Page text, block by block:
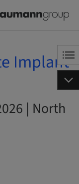
Implant
| North